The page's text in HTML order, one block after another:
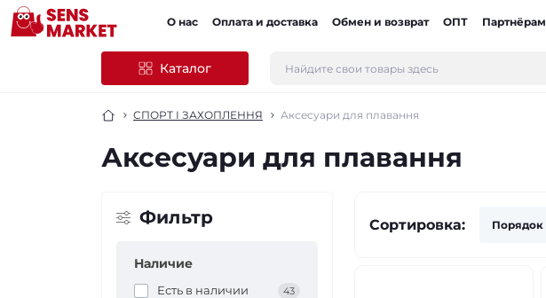
О нас Оплата и доставка Обмен и возврат ОПТ Партнёрам
Каталог
СПОРТ І ЗАХОПЛЕННЯ Аксесуари для плавання
Аксесуари для плавання
Фильтр
Наличие
Есть в наличии 43
Сортировка: